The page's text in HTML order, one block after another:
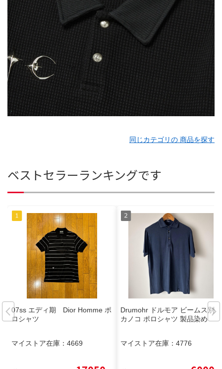
同じカテゴリの 商品を探す
ベストセラーランキングです
07ss エディ期 Dior Homme ポ
ロシャツ
マイストア在庫： 4669
Drumohr ドルモア ビームス別注
カノコ ポロシャツ 製品染め
マイストア在庫： 4776